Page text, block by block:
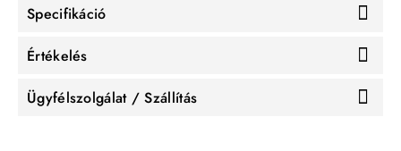
Specifikáció
Értékelés
Ügyfélszolgálat / Szállítás